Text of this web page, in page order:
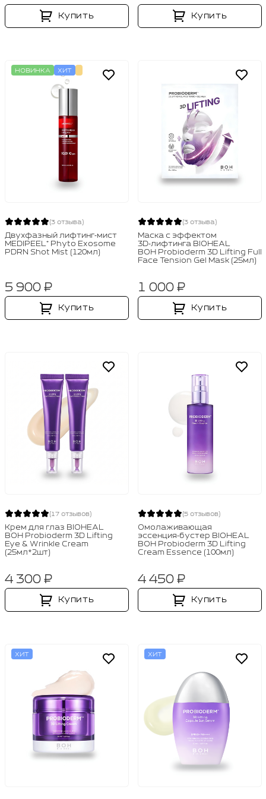
Купить Купить
НОВИНКА ХИТ
(3 отзыва)
Двухфазный лифтинг‑мист
MEDIPEEL⁺ Phyto Exosome
PDRN Shot Mist (120мл)
5 900 ₽
Купить
(3 отзыва)
Маска с эффектом
3D‑лифтинга BIOHEAL
BOH Probioderm 3D Lifting Full
Face Tension Gel Mask (25мл)
1 000 ₽
Купить
(17 отзывов)
Крем для глаз BIOHEAL
BOH Probioderm 3D Lifting
Eye & Wrinkle Cream
(25мл*2шт)
4 300 ₽
Купить
(5 отзывов)
Омолаживающая
эссенция‑бустер BIOHEAL
BOH Probioderm 3D Lifting
Cream Essence (100мл)
4 450 ₽
Купить
ХИТ ХИТ